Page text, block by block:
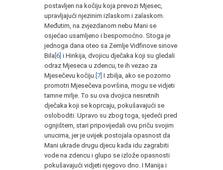
postavljen na kočiju koja prevozi Mjesec,
upravljajući njezinim izlaskom i zalaskom.
Međutim, na zvjezdanom nebu Mani se
osjećao usamljeno i bespomoćno. Stoga je
jednoga dana oteo sa Zemlje Vidfinove sinove
Bila [6] i Hinkija, dvojicu dječaka koji su gledali
odraz Mjeseca u zdencu, te ih vezao za
Mjesečevu kočiju. 7] I zbilja, ako se pozorno
promotri Mjesečeva površina, mogu se vidjeti
tamne mrlje. To su ova dvojica nesretnih
dječaka koji se koprcaju, pokušavajući se
osloboditi. Upravo su zbog toga, sjedeći pred
ognjištem, stari pripovijedali ovu priču svojim
unucima, jer je uvijek postojala opasnost da
Mani ukrade drugu djecu kada idu zagrabiti
vode na zdencu i glupo se izlože opasnosti
pokušavajući vidjeti njegovo dno. I Manija i